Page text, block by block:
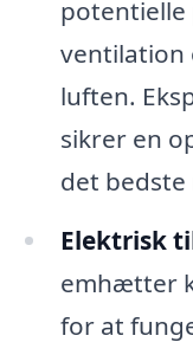
potentielle
ventilation
luften.
sikrer en
det
Elektrisk
emhætter
for at